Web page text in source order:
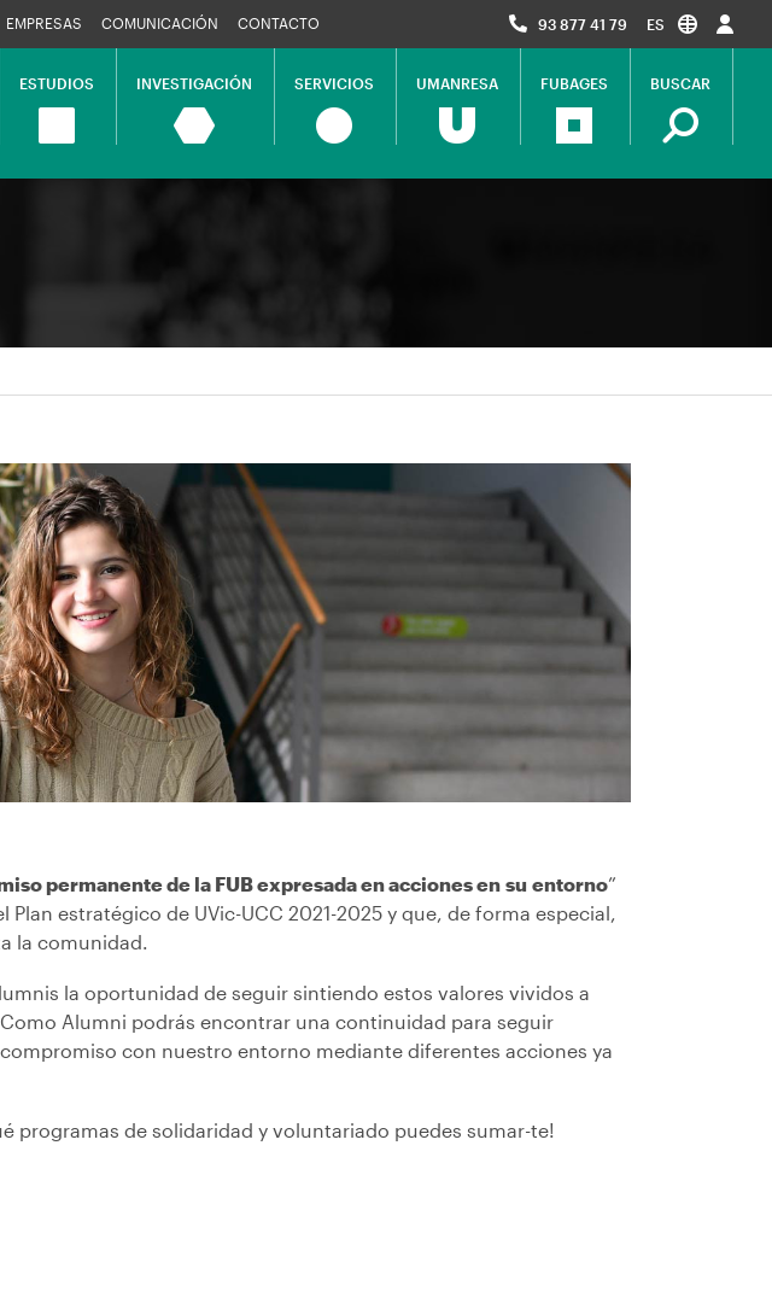
EMPRESAS COMUNICACIÓN CONTACTO 93 877 41 79 ES
Navegació
ESTUDIOS INVESTIGACIÓN SERVICIOS UMANRESA FUBAGES BUSCAR
permanente de la FUB expresada en acciones en su entorno”
Plan estratégico de UVic-UCC 2021-2025 y que, de forma especial,
la comunidad.
la oportunidad de seguir sintiendo estos valores vividos a
Alumni podrás encontrar una continuidad para seguir
con nuestro entorno mediante diferentes acciones ya
programas de solidaridad y voluntariado puedes sumar-te!